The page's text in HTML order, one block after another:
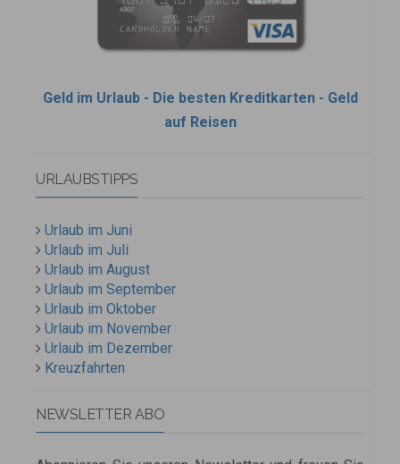
Geld im Urlaub - Die besten Kreditkarten - Geld
auf Reisen
URLAUBSTIPPS
Urlaub im Juni
Urlaub im Juli
Urlaub im August
Urlaub im September
Urlaub im Oktober
Urlaub im November
Urlaub im Dezember
Kreuzfahrten
NEWSLETTER ABO